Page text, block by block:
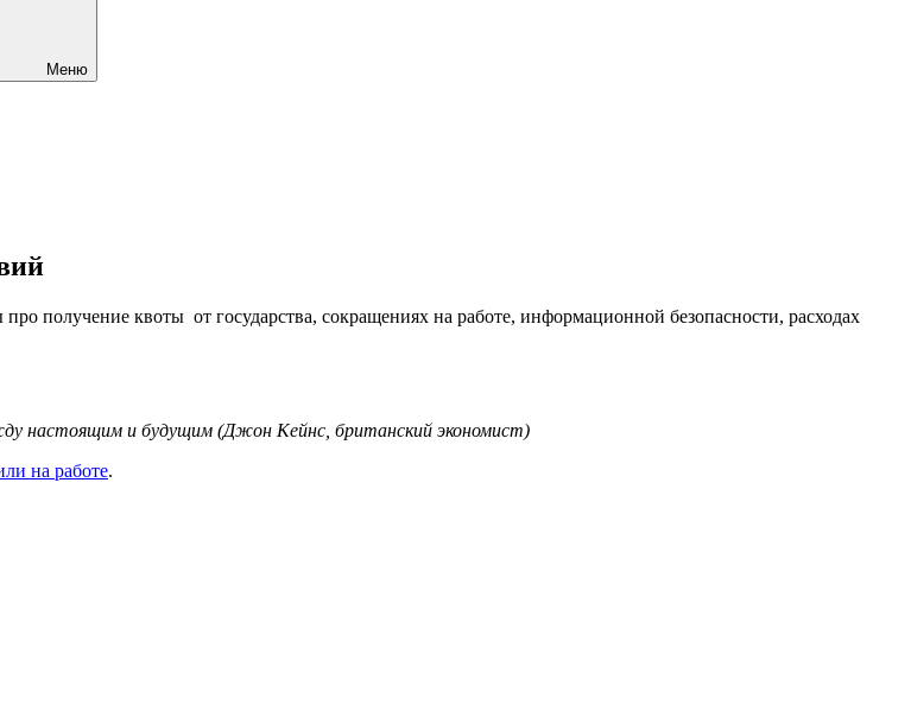
Меню
получение квоты от государства, сокращениях на работе, информационной безопасности, расходах
настоящим и будущим (Джон Кейнс, британский экономист)
на работе.